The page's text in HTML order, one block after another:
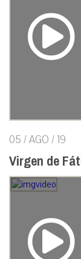
05 / AGO / 19
Virgen de